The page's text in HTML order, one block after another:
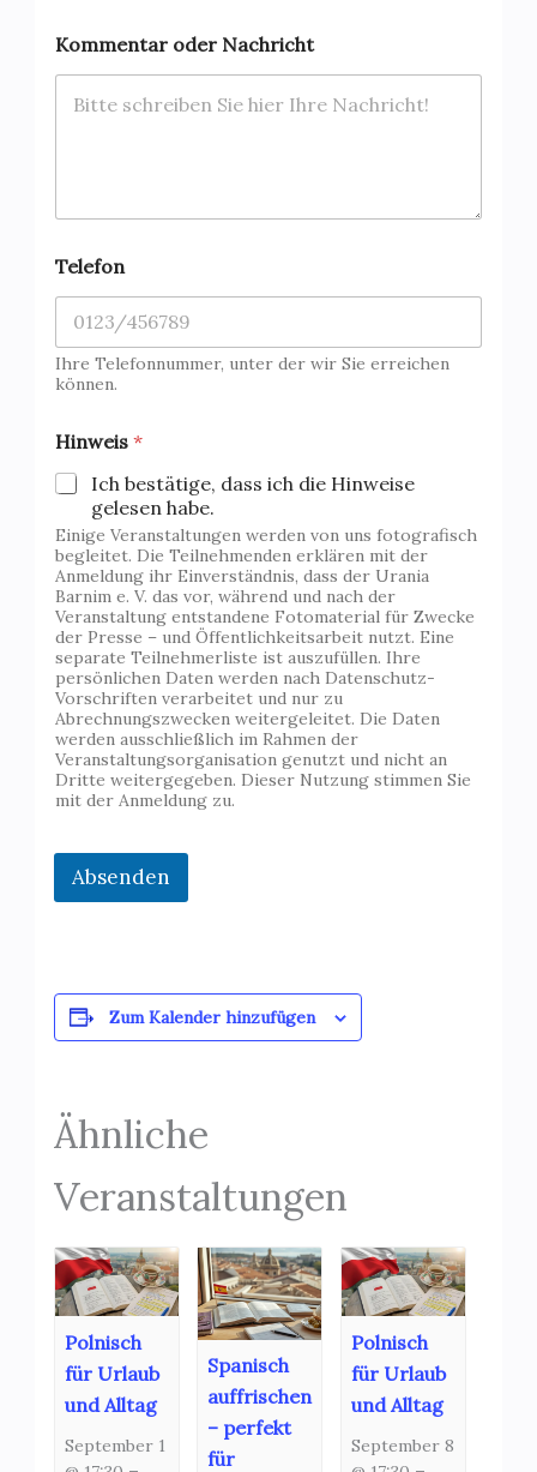
Kommentar oder Nachricht
Telefon
Ihre Telefonnummer, unter der wir Sie erreichen
können.
Hinweis *
Ich bestätige, dass ich die Hinweise
gelesen habe.
Einige Veranstaltungen werden von uns fotografisch
begleitet. Die Teilnehmenden erklären mit der
Anmeldung ihr Einverständnis, dass der Urania
Barnim e. V. das vor, während und nach der
Veranstaltung entstandene Fotomaterial für Zwecke
der Presse – und Öffentlichkeitsarbeit nutzt. Eine
separate Teilnehmerliste ist auszufüllen. Ihre
persönlichen Daten werden nach Datenschutz-
Vorschriften verarbeitet und nur zu
Abrechnungszwecken weitergeleitet. Die Daten
werden ausschließlich im Rahmen der
Veranstaltungsorganisation genutzt und nicht an
Dritte weitergegeben. Dieser Nutzung stimmen Sie
mit der Anmeldung zu.
Absenden
Zum Kalender hinzufügen
Ähnliche
Veranstaltungen
Polnisch
für Urlaub
und Alltag
September 1
Spanisch
auffrischen
– perfekt
für
Polnisch
für Urlaub
und Alltag
September 8